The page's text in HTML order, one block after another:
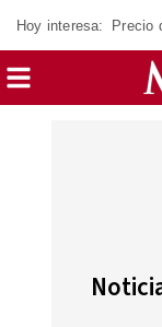
Hoy interesa: Precio